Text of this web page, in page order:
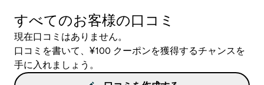
すべてのお客様の口コミ
現在口コミはありません。
口コミを書いて、¥100 クーポンを獲得するチャンスを
手に入れましょう。